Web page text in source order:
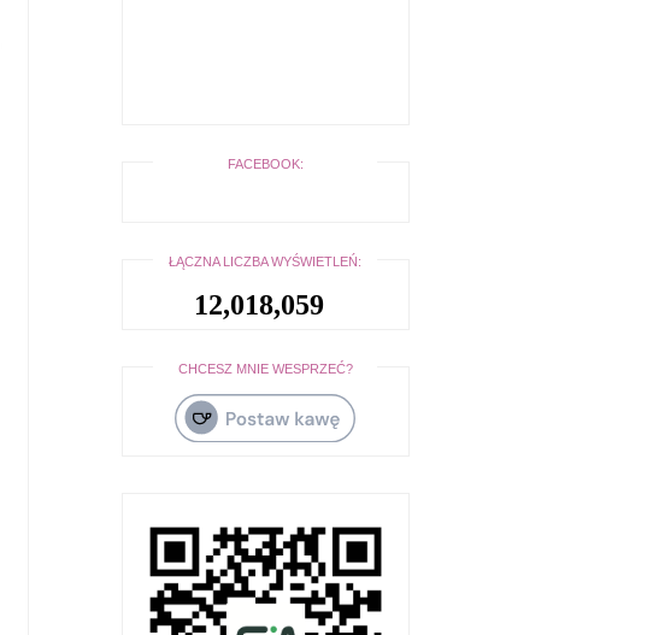
FACEBOOK:
ŁĄCZNA LICZBA WYŚWIETLEŃ:
12,018,059
CHCESZ MNIE WESPRZEĆ?